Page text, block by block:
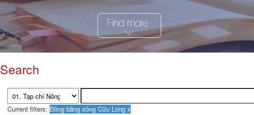
Search
Current filters: